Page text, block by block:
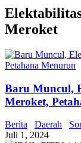
Meroket
Baru Muncul,
Meroket,
Berita Daerah
Juli 1, 2024